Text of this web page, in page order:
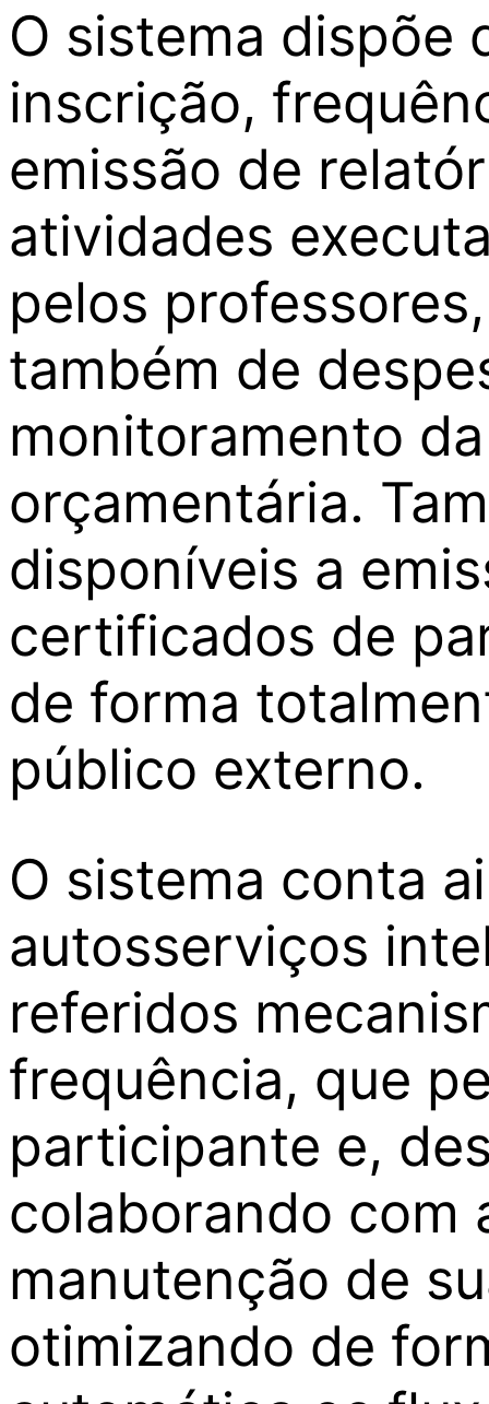
O sistema dispõe
inscrição,
emissão de
atividades
pelos
também de
monitoramento
orçamentária.
disponíveis a
certificados de
de forma
público externo.
O sistema conta
autosserviços
referidos
frequência, que
participante e,
colaborando com
manutenção de
otimizando de